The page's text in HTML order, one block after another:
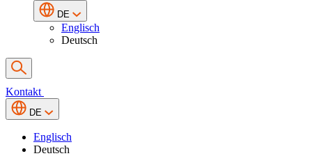
DE
Englisch
Deutsch
Kontakt
DE
Englisch
Deutsch